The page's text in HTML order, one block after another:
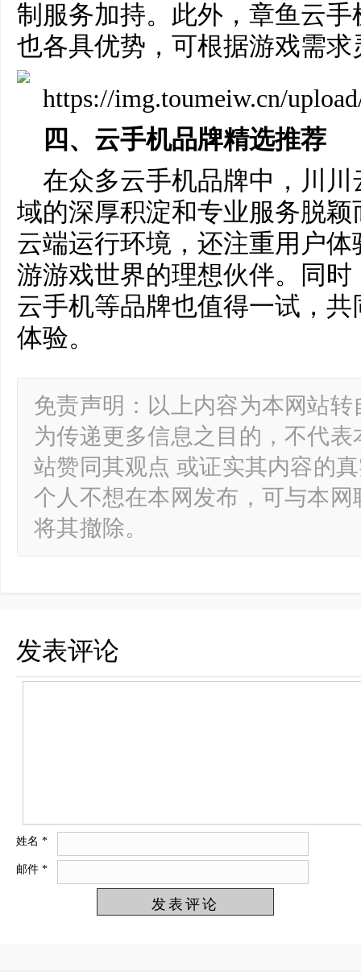
制服务加持。此外，章鱼云
也各具优势，可根据游戏需求
四、云手机品牌精选推荐
在众多云手机品牌中，川
域的深厚积淀和专业服务脱
云端运行环境，还注重用户
游游戏世界的理想伙伴。同
云手机等品牌也值得一试，
体验。
免责声明：以上内容为本网站
为传递更多信息之目的，不代
站赞同其观点 或证实其内容的
个人不想在本网发布，可与本
将其撤除。
发表评论
姓名 *
邮件 *